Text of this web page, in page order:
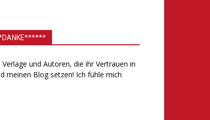
Verlage und Autoren, die ihr Vertrauen in
meinen Blog setzen! Ich fühle mich